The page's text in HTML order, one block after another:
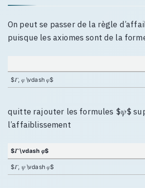
On peut se passer de la règle
puisque les axiomes sont de la
$𝛤, 𝜑 \vdash 𝜑$
quitte rajouter les formules $𝜓$
l’affaiblissement
$𝛤 \vdash 𝜑$
$𝛤, 𝜓 \vdash 𝜑$